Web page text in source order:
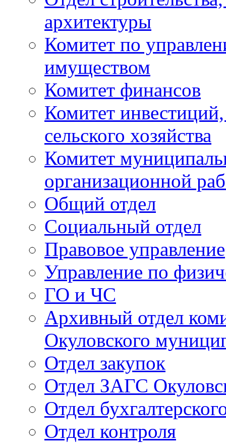
архитектуры
Комитет по
имуществом
Комитет финансов
Комитет
сельского хозяйства
Комитет
организационной
Общий отдел
Социальный отдел
Правовое управление
Управление по
ГО и ЧС
Архивный отдел
Окуловского
Отдел закупок
Отдел ЗАГС
Отдел
Отдел контроля